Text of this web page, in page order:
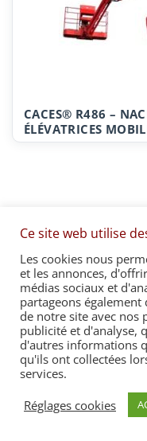
CACES® R486 –
ÉLÉVATRICES
Accueil
Recrutement &
Mon
© 2026
Ce site web utilise
Les cookies nous
et les annonces,
médias sociaux et
partageons
de notre site avec nos
publicité et d'analyse,
d'autres informations
qu'ils ont collectées
services.
Réglages cookies